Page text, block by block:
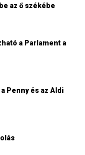
az ő székébe
a Parlament a
Penny és az Aldi